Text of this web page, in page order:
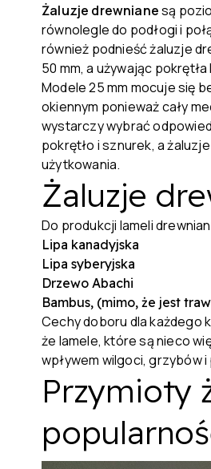
Żaluzje drewnianesą
równolegle do podłogi i
również podnieść żaluzje
50 mm, a używając
Modele 25 mm mocuje się
okiennym ponieważ cały
wystarczy wybrać
pokrętło i sznurek, a
użytkowania.
Żaluzje
Do produkcji lameli
Lipa kanadyjska
Lipa syberyjska
Drzewo Abachi
Bambus, (mimo, że jest
Cechy doboru dla każdego
że lamele, które są nieco
wpływem wilgoci, grzybów
Przymioty